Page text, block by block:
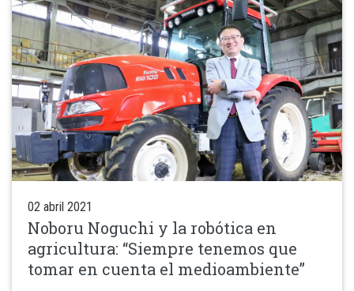
02 abril 2021
Noboru Noguchi y la robótica en
agricultura: “Siempre tenemos que
tomar en cuenta el medioambiente”